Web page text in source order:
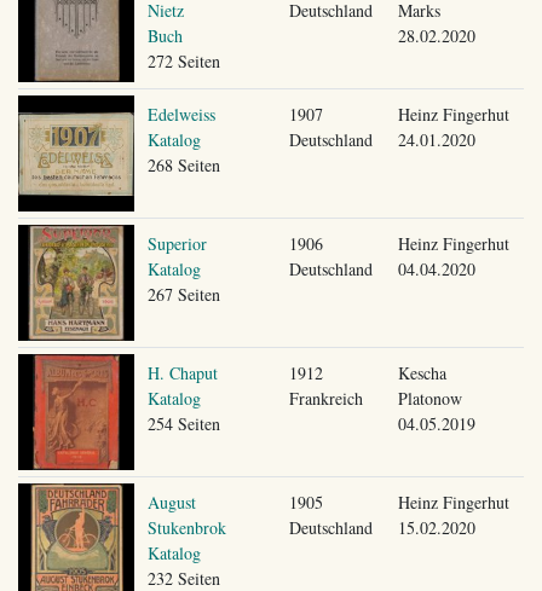
Nietz
Buch
272 Seiten
Deutschland
Marks
28.02.2020
Edelweiss
Katalog
268 Seiten
1907
Deutschland
Heinz Fingerhut
24.01.2020
Superior
Katalog
267 Seiten
1906
Deutschland
Heinz Fingerhut
04.04.2020
H. Chaput
Katalog
254 Seiten
1912
Frankreich
Kescha
Platonow
04.05.2019
August
Stukenbrok
Katalog
232 Seiten
1905
Deutschland
Heinz Fingerhut
15.02.2020